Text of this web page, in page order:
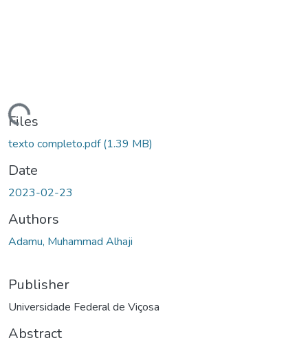
Files
texto completo.pdf(1.39 MB)
Date
2023-02-23
Authors
Adamu, Muhammad Alhaji
Publisher
Universidade Federal de Viçosa
Abstract